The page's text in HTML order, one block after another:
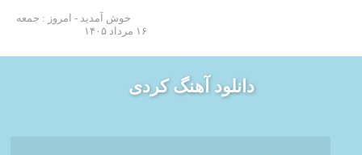
خوش آمدید - امروز : جمعه
۱۶ مرداد ۱۴۰۵
دانلود آهنگ کردی